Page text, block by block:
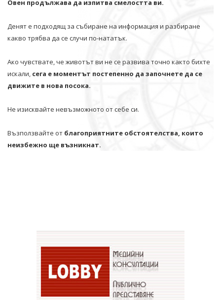
Овен продължава да изпитва смелостта ви.
Денят е подходящ за събиране на информация и разбиране
какво трябва да се случи по-нататък.
Ако чувствате, че животът ви не се развива точно както бихте
искали, сега е моментът постепенно да започнете да се
движите в нова посока.
Не изисквайте невъзможното от себе си.
Възползвайте от благоприятните обстоятелства, които
неизбежно ще възникнат.